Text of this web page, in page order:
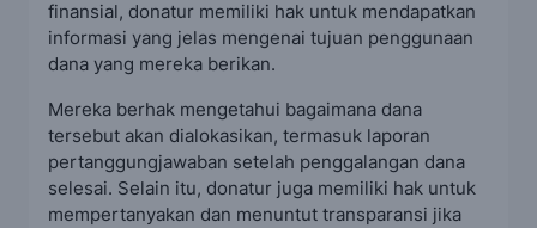
finansial, donatur memiliki hak untuk mendapatkan
informasi yang jelas mengenai tujuan penggunaan
dana yang mereka berikan.
Mereka berhak mengetahui bagaimana dana
tersebut akan dialokasikan, termasuk laporan
pertanggungjawaban setelah penggalangan dana
selesai. Selain itu, donatur juga memiliki hak untuk
mempertanyakan dan menuntut transparansi jika